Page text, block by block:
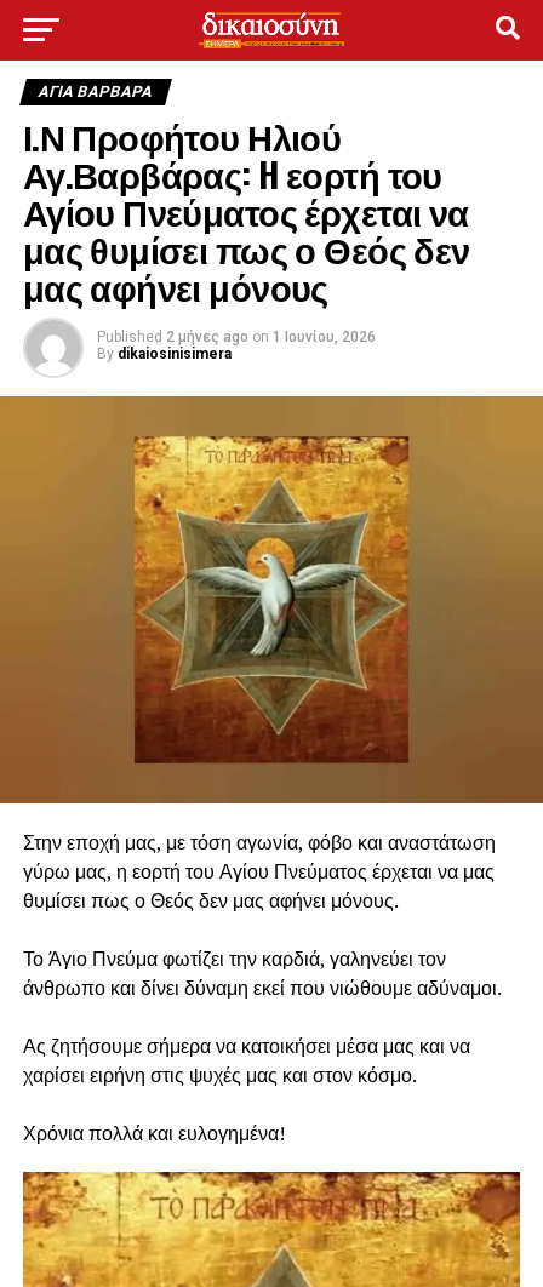
ΑΓΙΑ ΒΑΡΒΑΡΑ
Ι.Ν Προφήτου Ηλιού
Αγ.Βαρβάρας: H εορτή του
Αγίου Πνεύματος έρχεται να
μας θυμίσει πως ο Θεός δεν
μας αφήνει μόνους
Published 2 μήνες ago on 1 Ιουνίου, 2026
By dikaiosinisimera
Στην εποχή μας, με τόση αγωνία, φόβο και αναστάτωση
γύρω μας, η εορτή του Αγίου Πνεύματος έρχεται να μας
θυμίσει πως ο Θεός δεν μας αφήνει μόνους.
Το Άγιο Πνεύμα φωτίζει την καρδιά, γαληνεύει τον
άνθρωπο και δίνει δύναμη εκεί που νιώθουμε αδύναμοι.
Ας ζητήσουμε σήμερα να κατοικήσει μέσα μας και να
χαρίσει ειρήνη στις ψυχές μας και στον κόσμο.
Χρόνια πολλά και ευλογημένα!